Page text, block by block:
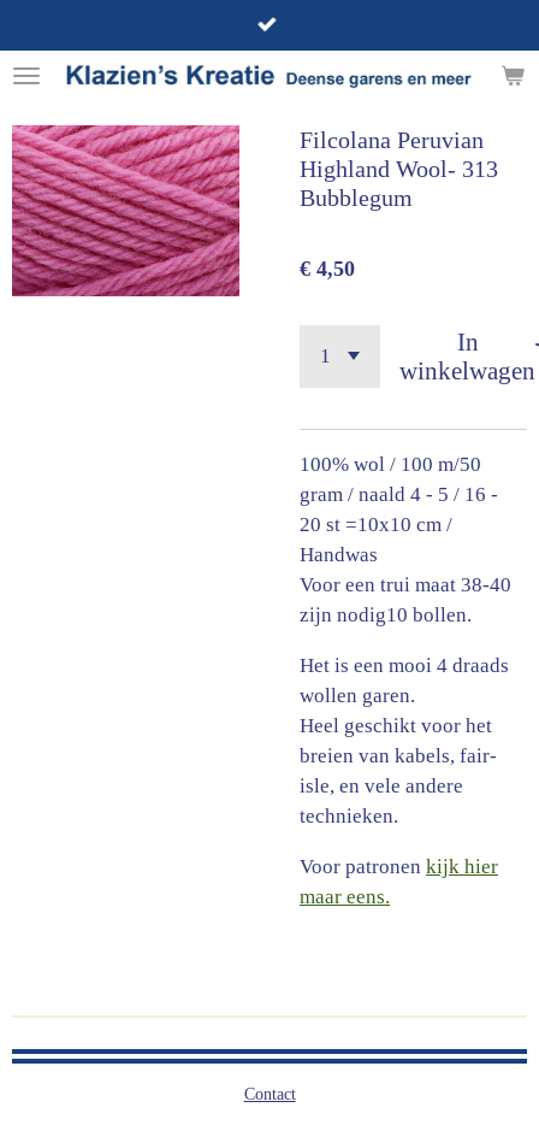
direct
naar
hoofdinhoud
Filcolana Peruvian
Highland Wool- 313
Bubblegum
€ 4,50
In
winkelwagen
100% wol / 100 m/50
gram / naald 4 - 5 / 16 -
20 st =10x10 cm /
Handwas
Voor een trui maat 38-40
zijn nodig10 bollen.
Het is een mooi 4 draads
wollen garen.
Heel geschikt voor het
breien van kabels, fair-
isle, en vele andere
technieken.
Voor patronen kijk hier
maar eens.
Contact